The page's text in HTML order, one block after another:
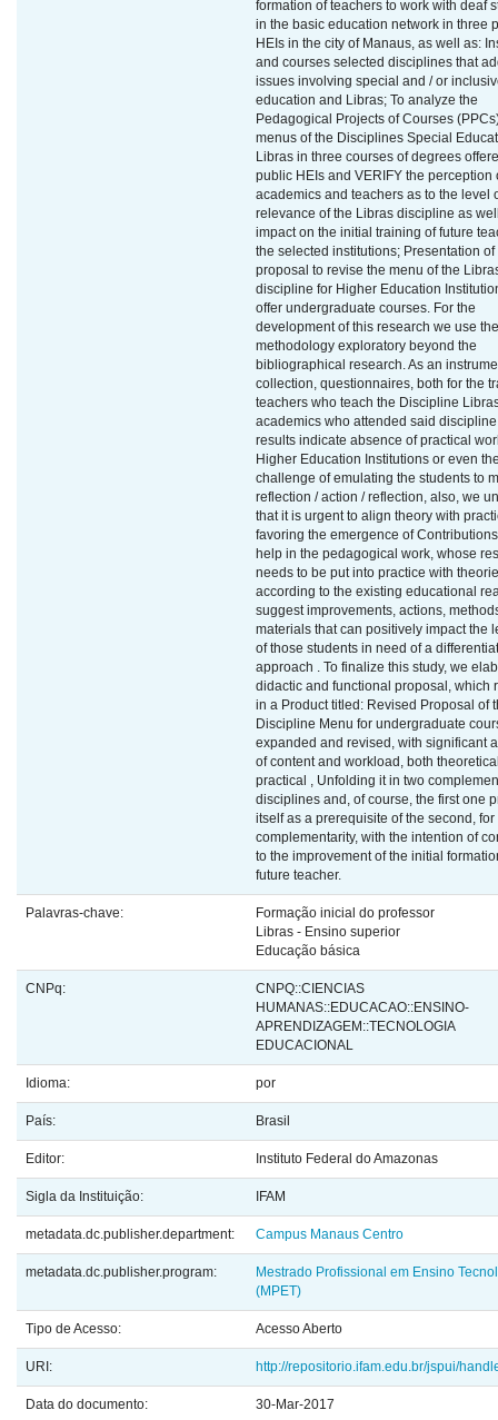
formation of teachers to work with deaf
in the basic education network in three
HEIs in the city of Manaus, as well as:
and courses selected disciplines that
issues involving special and / or
education and Libras; To analyze the
Pedagogical Projects of Courses
menus of the Disciplines Special
Libras in three courses of degrees
public HEIs and VERIFY the perception
academics and teachers as to the level
relevance of the Libras discipline as
impact on the initial training of future
the selected institutions; Presentation of
proposal to revise the menu of the
discipline for Higher Education
offer undergraduate courses. For the
development of this research we use the
methodology exploratory beyond the
bibliographical research. As an
collection, questionnaires, both for the
teachers who teach the Discipline
academics who attended said
results indicate absence of practical
Higher Education Institutions or even
challenge of emulating the students to
reflection / action / reflection, also, we
that it is urgent to align theory with
favoring the emergence of
help in the pedagogical work, whose
needs to be put into practice with
according to the existing educational
suggest improvements, actions,
materials that can positively impact the
of those students in need of a
approach . To finalize this study, we
didactic and functional proposal, which
in a Product titled: Revised Proposal of
Discipline Menu for undergraduate
expanded and revised, with significant
of content and workload, both
practical , Unfolding it in two
disciplines and, of course, the first one
itself as a prerequisite of the second, for
complementarity, with the intention of
to the improvement of the initial
future teacher.
Palavras-chave:
Formação inicial do professor
Libras - Ensino superior
Educação básica
CNPq:
CNPQ::CIENCIAS
HUMANAS::EDUCACAO::ENSINO-
APRENDIZAGEM::TECNOLOGIA
EDUCACIONAL
Idioma: por
País: Brasil
Editor: Instituto Federal do Amazonas
Sigla da Instituição: IFAM
metadata.dc.publisher.department: Campus Manaus Centro
metadata.dc.publisher.program:
Mestrado Profissional em Ensino
(MPET)
Tipo de Acesso: Acesso Aberto
URI: http://repositorio.ifam.edu.br/jspui/
Data do documento: 30-Mar-2017